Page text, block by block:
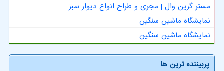
مستر گرین وال | مجری و طراح انواع دیوار سبز
نمایشگاه ماشین سنگین
نمایشگاه ماشین سنگین
پربیننده ترین ها